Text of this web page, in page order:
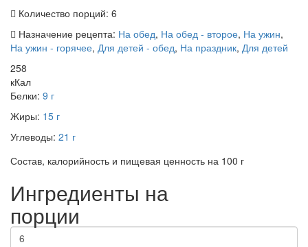
Количество порций: 6
Назначение рецепта: На обед, На обед - второе, На ужин,
На ужин - горячее, Для детей - обед, На праздник, Для детей
258
кКал
Белки: 9 г
Жиры: 15 г
Углеводы: 21 г
Состав, калорийность и пищевая ценность на 100 г
Ингредиенты на
порции